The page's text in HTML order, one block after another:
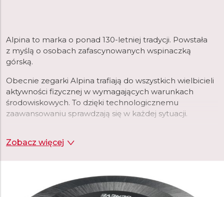
Alpina to marka o ponad 130-letniej tradycji. Powstała
z myślą o osobach zafascynowanych wspinaczką
górską.
Obecnie zegarki Alpina trafiają do wszystkich wielbicieli
aktywności fizycznej w wymagających warunkach
środowiskowych. To dzięki technologicznemu
zaawansowaniu sprawdzają się w każdej sytuacji.
mężczyzni zegarki dedykowane dla
Zobacz więcej